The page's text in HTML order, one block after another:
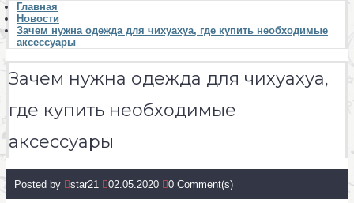
Главная
Новости
Зачем нужна одежда для чихуахуа, где купить необходимые
аксессуары
Зачем нужна одежда для чихуахуа,
где купить необходимые
аксессуары
Posted by star21 02.05.2020 0 Comment(s)